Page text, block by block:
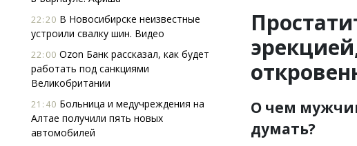
22:20 В Новосибирске неизвестные
устроили свалку шин. Видео
22:00 Ozon Банк рассказал, как будет
работать под санкциями
Великобритании
21:40 Больница и медучреждения на
Алтае получили пять новых
автомобилей
О чем
думать?